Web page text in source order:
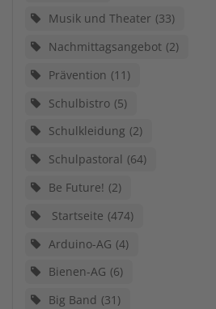
Musik und Theater 33
Nachmittagsangebot 2
Prävention 11
Schulbistro 5
Schulkleidung 2
Schulpastoral
64
Be Future! 2
Startseite 474
Arduino-AG 4
Bienen-AG 6
Big Band
31